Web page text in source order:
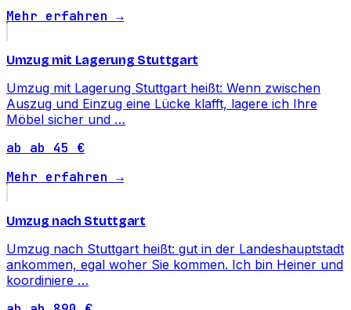
Mehr erfahren →
Umzug mit Lagerung Stuttgart
Umzug mit Lagerung Stuttgart heißt: Wenn zwischen
Auszug und Einzug eine Lücke klafft, lagere ich Ihre
Möbel sicher und …
ab ab 45 €
Mehr erfahren →
Umzug nach Stuttgart
Umzug nach Stuttgart heißt: gut in der Landeshauptstadt
ankommen, egal woher Sie kommen. Ich bin Heiner und
koordiniere …